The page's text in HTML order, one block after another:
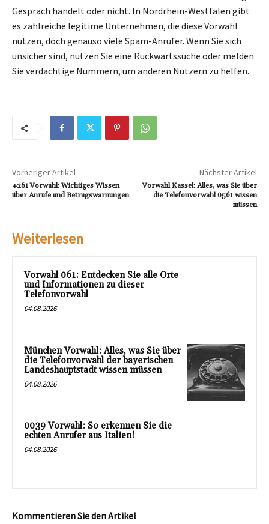
Gespräch handelt oder nicht. In Nordrhein-Westfalen gibt
es zahlreiche legitime Unternehmen, die diese Vorwahl
nutzen, doch genauso viele Spam-Anrufer. Wenn Sie sich
unsicher sind, nutzen Sie eine Rückwärtssuche oder melden
Sie verdächtige Nummern, um anderen Nutzern zu helfen.
Vorheriger Artikel
+261 Vorwahl: Wichtiges Wissen
über Anrufe und Betrugswarnungen
Nächster Artikel
Vorwahl Kassel: Alles, was Sie über
die Telefonvorwahl 0561 wissen
müssen
Weiterlesen
Vorwahl 061: Entdecken Sie alle Orte
und Informationen zu dieser
Telefonvorwahl
04.08.2026
München Vorwahl: Alles, was Sie über
die Telefonvorwahl der bayerischen
Landeshauptstadt wissen müssen
04.08.2026
0039 Vorwahl: So erkennen Sie die
echten Anrufer aus Italien!
04.08.2026
Kommentieren Sie den Artikel